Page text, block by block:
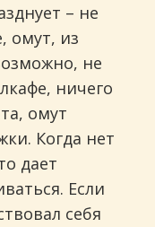
– не
омут, из
не
ничего
омут
Когда нет
дает
Если
себя